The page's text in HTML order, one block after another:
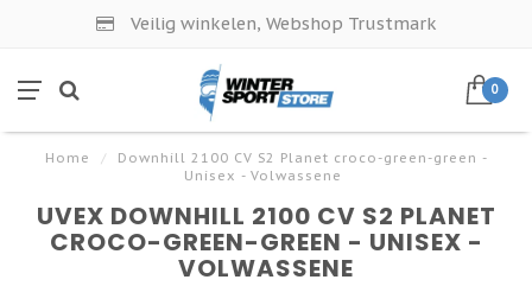
Veilig winkelen, Webshop Trustmark
0
Home /
Downhill 2100 CV S2 Planet croco-green-green -
Unisex - Volwassene
UVEX DOWNHILL 2100 CV S2 PLANET
CROCO-GREEN-GREEN - UNISEX -
VOLWASSENE